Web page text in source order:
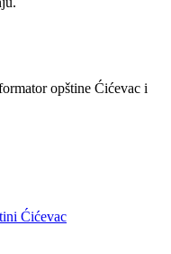
opštine Ćićevac i
Ćićevac